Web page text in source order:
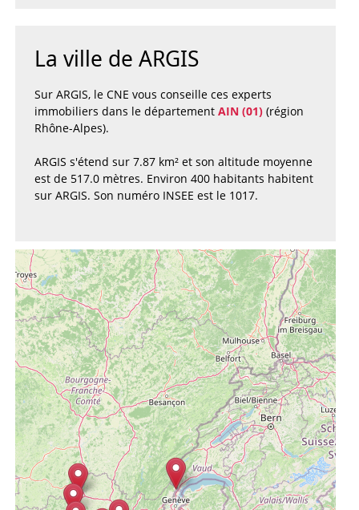
La ville de ARGIS
Sur ARGIS, le CNE vous conseille ces experts
immobiliers dans le département AIN (01)(région
Rhône-Alpes).
ARGIS s'étend sur 7.87 km² et son altitude moyenne
est de 517.0 mètres. Environ 400 habitants habitent
sur ARGIS. Son numéro INSEE est le 1017.